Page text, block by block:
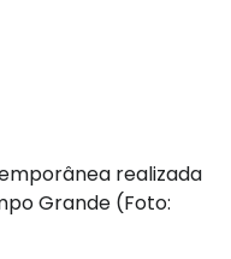
realizada
Grande (Foto: